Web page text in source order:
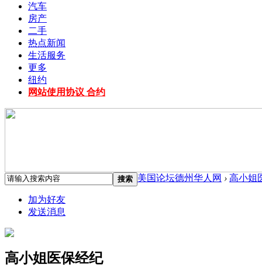
汽车
房产
二手
热点新闻
生活服务
更多
纽约
网站使用协议 合约
搜索 美国论坛德州华人网 › 高小姐
加为好友
发送消息
高小姐医保经纪